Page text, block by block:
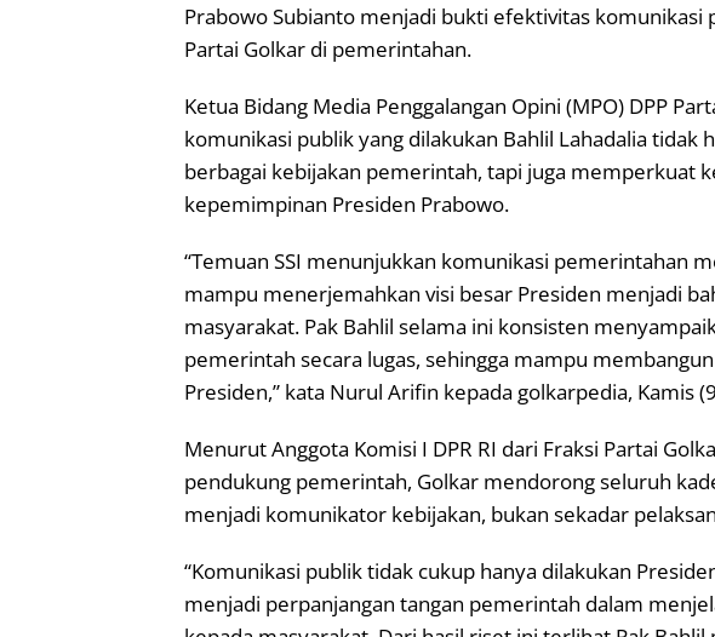
Prabowo Subianto menjadi bukti efektivitas komunikasi
Partai Golkar di pemerintahan.
Ketua Bidang Media Penggalangan Opini (MPO) DPP
komunikasi publik yang dilakukan Bahlil Lahadalia tidak
berbagai kebijakan pemerintah, tapi juga memperkuat
kepemimpinan Presiden Prabowo.
“Temuan SSI menunjukkan komunikasi pemerintahan
mampu menerjemahkan visi besar Presiden menjadi
masyarakat. Pak Bahlil selama ini konsisten
pemerintah secara lugas, sehingga mampu
Presiden,” kata Nurul Arifin kepada golkarpedia, Kamis
Menurut Anggota Komisi I DPR RI dari Fraksi Partai
pendukung pemerintah, Golkar mendorong seluruh
menjadi komunikator kebijakan, bukan sekadar
“Komunikasi publik tidak cukup hanya dilakukan
menjadi perpanjangan tangan pemerintah dalam